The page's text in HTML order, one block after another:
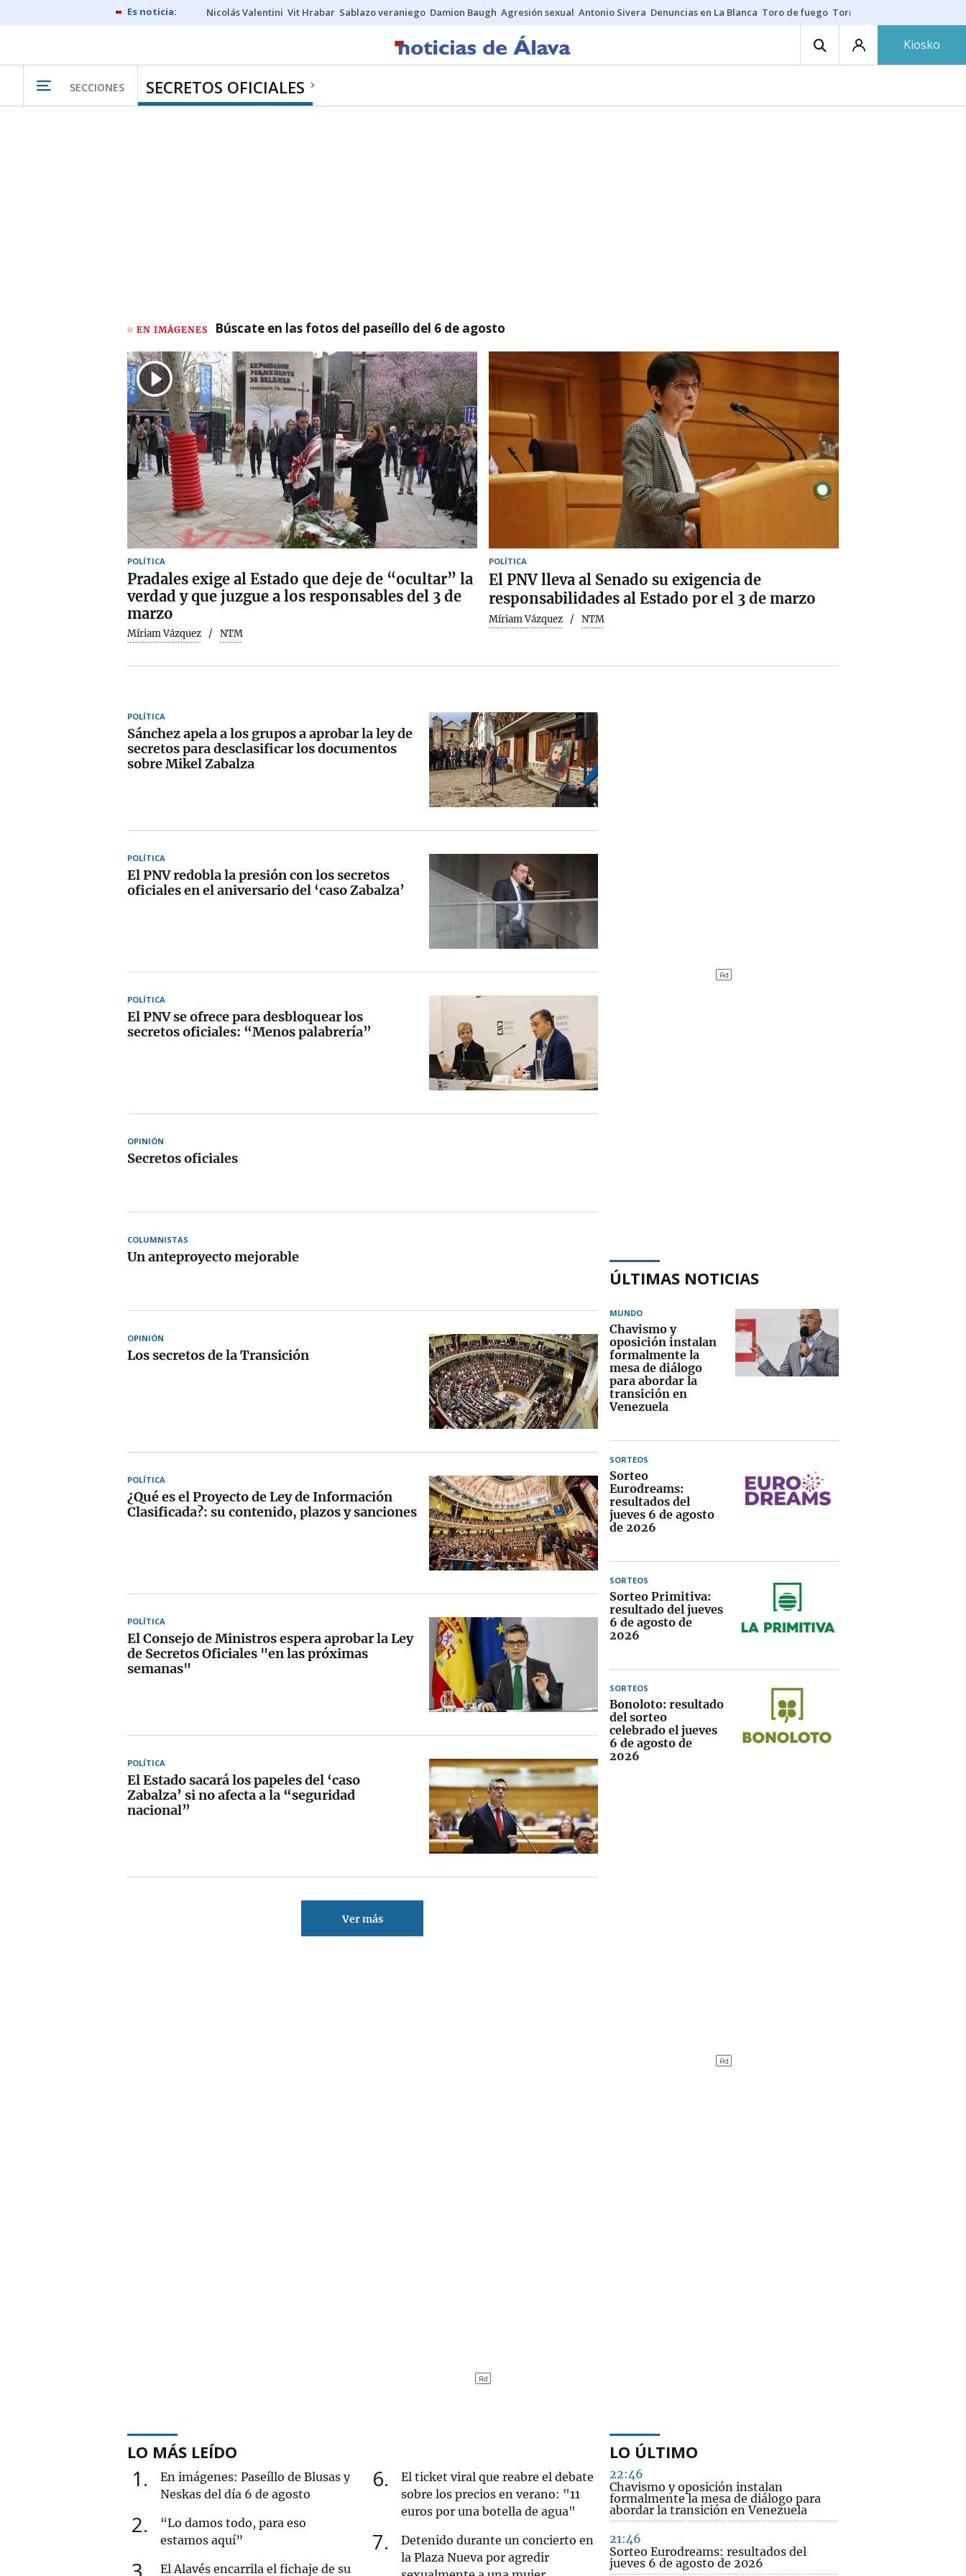
Nicolás Valentini Vit Hrabar Sablazo veraniego Damion Baugh Agresión sexual Antonio Sivera Denuncias en La Blanca Toro de fuego Tornike Shengelia
Kiosko
SECCIONES SECRETOS OFICIALES
EN IMÁGENES Búscate en las fotos del paseíllo del 6 de agosto
POLÍTICA
Pradales exige al Estado que deje de “ocultar” la
verdad y que juzgue a los responsables del 3 de
marzo
Míriam Vázquez NTM
POLÍTICA
El PNV lleva al Senado su exigencia de
responsabilidades al Estado por el 3 de marzo
Míriam Vázquez NTM
POLÍTICA
Sánchez apela a los grupos a aprobar la ley de
secretos para desclasificar los documentos
sobre Mikel Zabalza
POLÍTICA
El PNV redobla la presión con los secretos
oficiales en el aniversario del ‘caso Zabalza’
POLÍTICA
El PNV se ofrece para desbloquear los
secretos oficiales: “Menos palabrería”
OPINIÓN
Secretos oficiales
COLUMNISTAS
Un anteproyecto mejorable
OPINIÓN
Los secretos de la Transición
POLÍTICA
¿Qué es el Proyecto de Ley de Información
Clasificada?: su contenido, plazos y sanciones
POLÍTICA
El Consejo de Ministros espera aprobar la Ley
de Secretos Oficiales "en las próximas
semanas"
POLÍTICA
El Estado sacará los papeles del ‘caso
Zabalza’ si no afecta a la “seguridad
nacional”
Ver más
ÚLTIMAS NOTICIAS
MUNDO
Chavismo y
oposición instalan
formalmente la
mesa de diálogo
para abordar la
transición en
Venezuela
SORTEOS
Sorteo
Eurodreams:
resultados del
jueves 6 de agosto
de 2026
SORTEOS
Sorteo Primitiva:
resultado del jueves
6 de agosto de
2026
SORTEOS
Bonoloto: resultado
del sorteo
celebrado el jueves
6 de agosto de
2026
LO MÁS LEÍDO
1
En imágenes: Paseíllo de Blusas y
Neskas del día 6 de agosto
2
“Lo damos todo, para eso
estamos aquí”
3 El Alavés encarrila el fichaje de su
6
El ticket viral que reabre el debate
sobre los precios en verano: "11
euros por una botella de agua"
7
Detenido durante un concierto en
la Plaza Nueva por agredir
LO ÚLTIMO
22:46
Chavismo y oposición instalan
formalmente la mesa de diálogo para
abordar la transición en Venezuela
21:46
Sorteo Eurodreams: resultados del
jueves 6 de agosto de 2026